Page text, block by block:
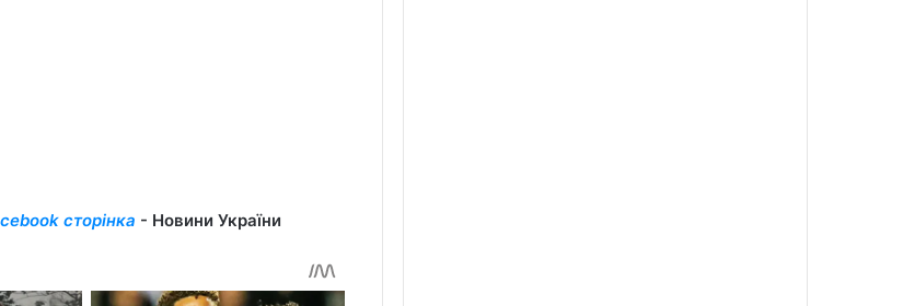
сторінка - Новини України